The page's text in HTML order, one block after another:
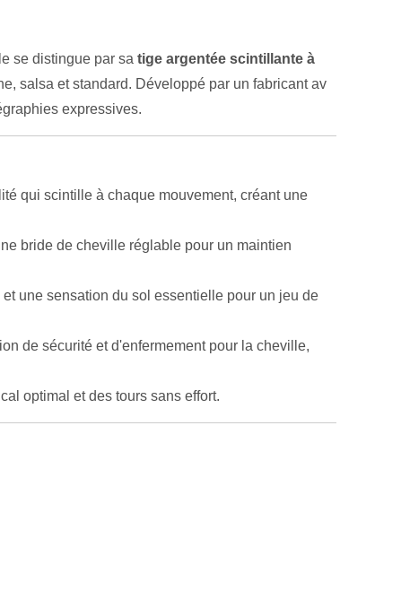
se distingue par sa tige argentée scintillante à
salsa et standard. Développé par un fabricant av
expressives.
qui scintille à chaque mouvement, créant une
bride de cheville réglable pour un maintien
une sensation du sol essentielle pour un jeu de
de sécurité et d'enfermement pour la cheville,
optimal et des tours sans effort.